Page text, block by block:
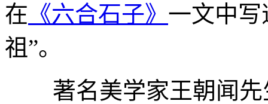
在 《六合石子》 一文中
祖”。
著名美学家王朝闻先